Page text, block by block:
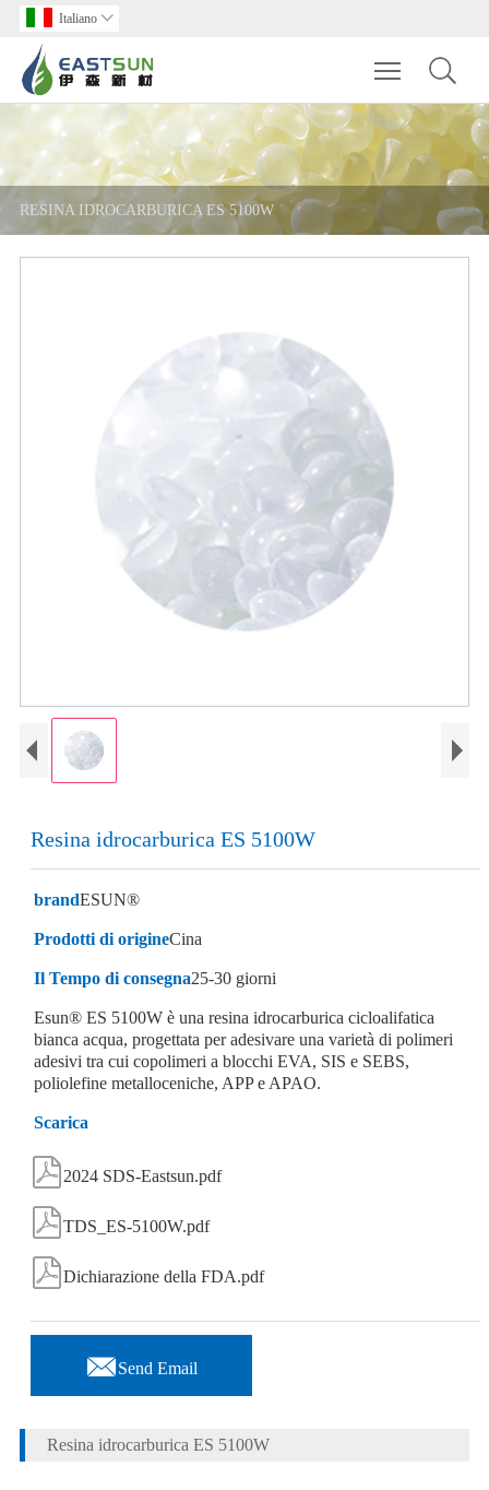
Italiano 
Toggle
RESINA IDROCARBURICA ES 5100W
Resina idrocarburica ES 5100W
brandESUN®
Prodotti di origineCina
Il Tempo di consegna25-30 giorni
Esun® ES 5100W è una resina idrocarburica cicloalifatica
bianca acqua, progettata per adesivare una varietà di polimeri
adesivi tra cui copolimeri a blocchi EVA, SIS e SEBS,
poliolefine metalloceniche, APP e APAO.
Scarica
2024 SDS-Eastsun.pdf
TDS_ES-5100W.pdf
Dichiarazione della FDA.pdf
Send Email
Resina idrocarburica ES 5100W